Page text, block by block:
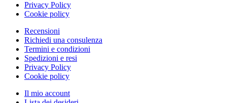
Privacy Policy
Cookie policy
Recensioni
Richiedi una consulenza
Termini e condizioni
Spedizioni e resi
Privacy Policy
Cookie policy
Il mio account